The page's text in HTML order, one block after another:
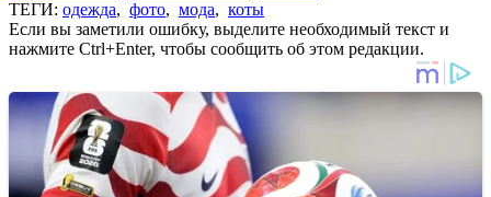
ТЕГИ: одежда, фото, мода, коты
Если вы заметили ошибку, выделите необходимый текст и
нажмите Ctrl+Enter, чтобы сообщить об этом редакции.